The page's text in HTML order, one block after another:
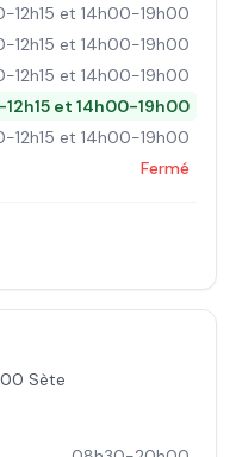
12h15 et 14h00-19h00
12h15 et 14h00-19h00
12h15 et 14h00-19h00
et 14h00-19h00
12h15 et 14h00-19h00
Fermé
Sète